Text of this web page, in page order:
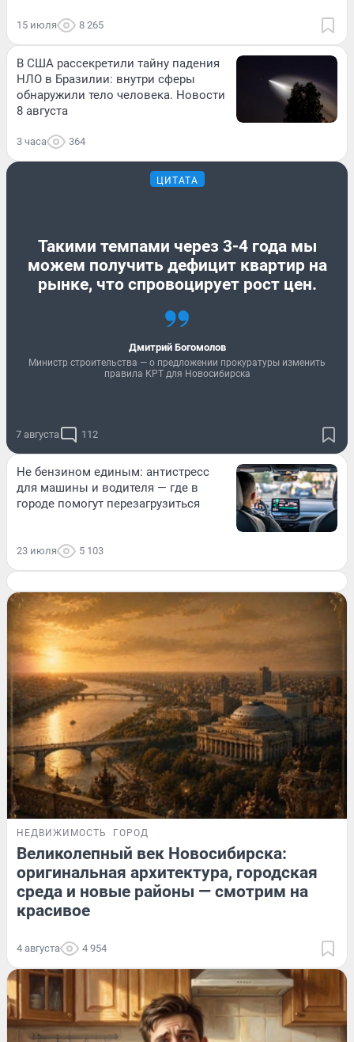
15 июля 8 265
В США рассекретили тайну падения
НЛО в Бразилии: внутри сферы
обнаружили тело человека. Новости
8 августа
3 часа 364
ЦИТАТА
Такими темпами через 3-4 года мы
можем получить дефицит квартир на
рынке, что спровоцирует рост цен.
Дмитрий Богомолов
Министр строительства — о предложении прокуратуры изменить
правила КРТ для Новосибирска
7 августа 112
Не бензином единым: антистресс
для машины и водителя — где в
городе помогут перезагрузиться
23 июля 5 103
НЕДВИЖИМОСТЬ ГОРОД
Великолепный век Новосибирска:
оригинальная архитектура, городская
среда и новые районы — смотрим на
красивое
4 августа 4 954